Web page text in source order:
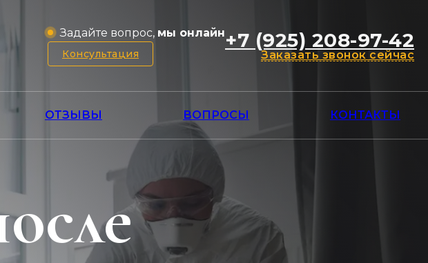
Задайте вопрос, мы онлайн
Консультация
+7 (925) 208-97-42
Заказать звонок сейчас
ОТЗЫВЫ ВОПРОСЫ КОНТАКТЫ